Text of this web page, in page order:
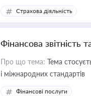
Страхова діяльність
Фінансова
Про що тема: Тема
і міжнародних стандартів
Фінансові послуги